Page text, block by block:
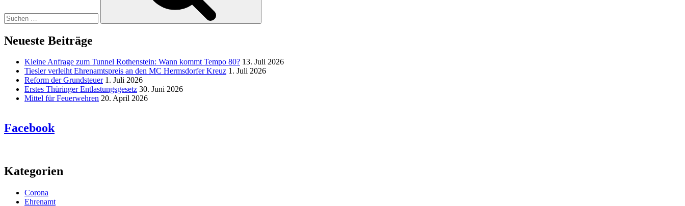
Neueste Beiträge
Kleine Anfrage zum Tunnel Rothenstein: Wann kommt Tempo 80? 13. Juli 2026
Tiesler verleiht Ehrenamtspreis an den MC Hermsdorfer Kreuz 1. Juli 2026
Reform der Grundsteuer 1. Juli 2026
Erstes Thüringer Entlastungsgesetz 30. Juni 2026
Mittel für Feuerwehren 20. April 2026
Facebook
Kategorien
Corona
Ehrenamt